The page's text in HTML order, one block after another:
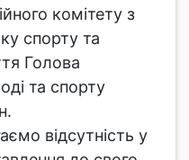
комітету з
спорту та
Голова
та спорту
відсутність у